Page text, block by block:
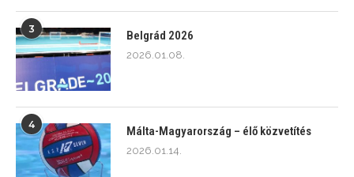
3
Belgrád 2026
2026.01.08.
4
Málta-Magyarország – élő közvetítés
2026.01.14.